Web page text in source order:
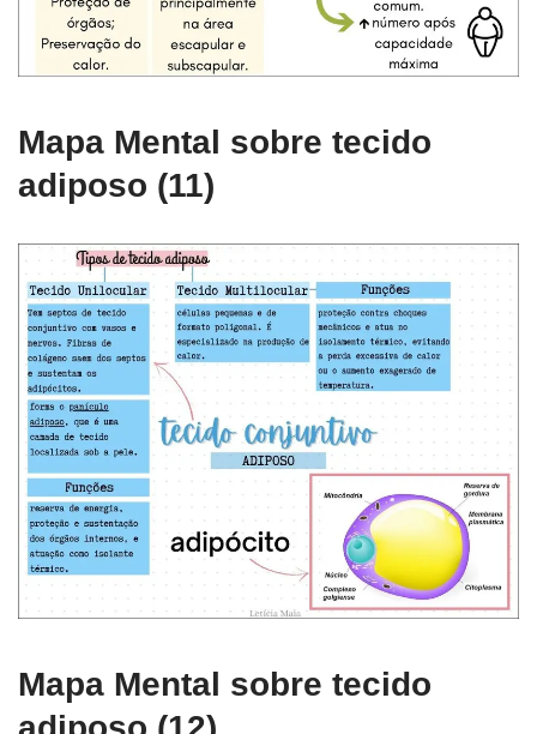
Mapa Mental sobre tecido
adiposo (11)
Mapa Mental sobre tecido